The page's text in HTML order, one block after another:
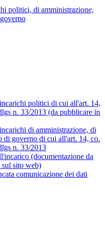
politici, di amministrazione,
politici di cui all'art. 14,
n. 33/2013 (da pubblicare in
di amministrazione, di
di governo di cui all'art. 14, co.
n. 33/2013
(documentazione da
sul sito web)
comunicazione dei dati